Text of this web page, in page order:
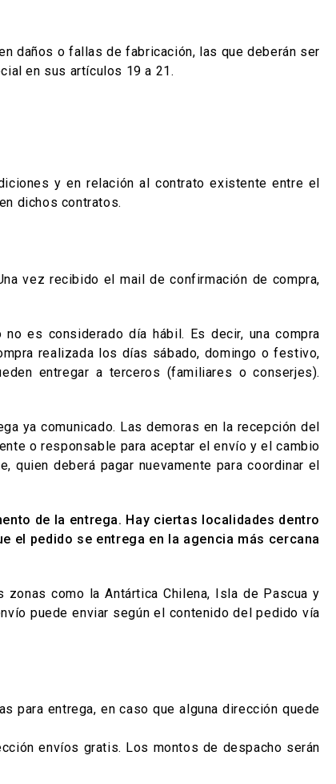
daños o fallas de fabricación, las que deberán ser
en sus artículos 19 a 21.
y en relación al contrato existente entre el
dichos contratos.
vez recibido el mail de confirmación de compra,
es considerado día hábil. Es decir, una compra
realizada los días sábado, domingo o festivo,
entregar a terceros (familiares o conserjes).
ya comunicado. Las demoras en la recepción del
o responsable para aceptar el envío y el cambio
deberá pagar nuevamente para coordinar el
de la entrega. Hay ciertas localidades dentro
el pedido se entrega en la agencia más cercana
como la Antártica Chilena, Isla de Pascua y
puede enviar según el contenido del pedido vía
para entrega, en caso que alguna dirección quede
envíos gratis. Los montos de despacho serán